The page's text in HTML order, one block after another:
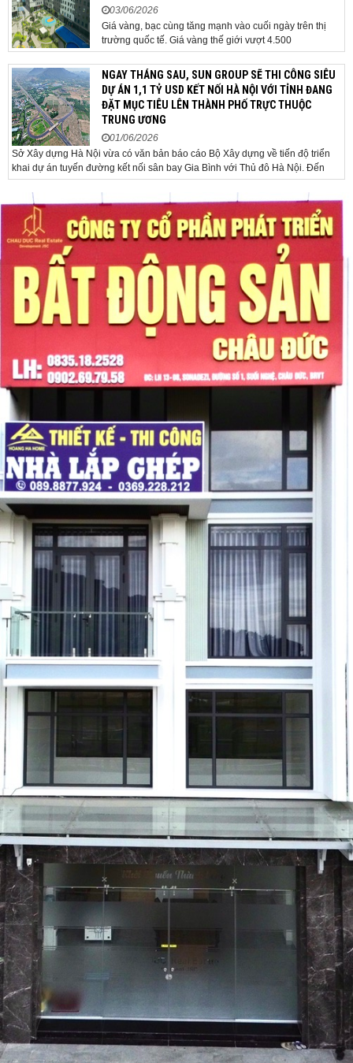
03/06/2026
Giá vàng, bạc cùng tăng mạnh vào cuối ngày trên thị
trường quốc tế. Giá vàng thế giới vượt 4.500
USD/ounce. Cuối ngày 2-6, giá vàng hôm nay trên thị
trường quốc tế được giao dịch ở mức 4.520
USD/ounce, tăng khoảng 35 USD/ounce so với buổi
sáng. Trong phiên, có thời điểm giá vàng...
NGAY THÁNG SAU, SUN GROUP SẼ THI CÔNG SIÊU
DỰ ÁN 1,1 TỶ USD KẾT NỐI HÀ NỘI VỚI TỈNH ĐANG
ĐẶT MỤC TIÊU LÊN THÀNH PHỐ TRỰC THUỘC
TRUNG ƯƠNG
01/06/2026
Sở Xây dựng Hà Nội vừa có văn bản báo cáo Bộ Xây dựng về tiến độ triển
khai dự án tuyến đường kết nối sân bay Gia Bình với Thủ đô Hà Nội. Đến
nay, công tác giải phóng mặt bằng và chuẩn bị đầu tư của dự án đã ghi nhận
nhiều kết...
ĐĂNG KÝ TƯ VẤN MIỄN PHÍ
Đăng ký tư vấn trực tiếp 24/7:
0835182528 - 0819151818